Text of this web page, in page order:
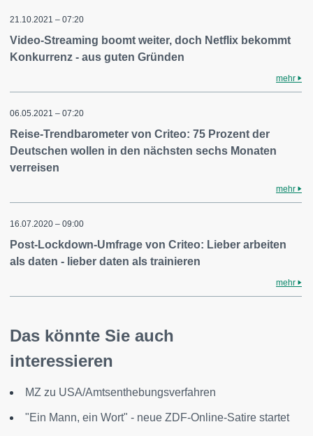
21.10.2021 – 07:20
Video-Streaming boomt weiter, doch Netflix bekommt
Konkurrenz - aus guten Gründen
mehr
06.05.2021 – 07:20
Reise-Trendbarometer von Criteo: 75 Prozent der
Deutschen wollen in den nächsten sechs Monaten
verreisen
mehr
16.07.2020 – 09:00
Post-Lockdown-Umfrage von Criteo: Lieber arbeiten
als daten - lieber daten als trainieren
mehr
Das könnte Sie auch
interessieren
MZ zu USA/Amtsenthebungsverfahren
"Ein Mann, ein Wort" - neue ZDF-Online-Satire startet